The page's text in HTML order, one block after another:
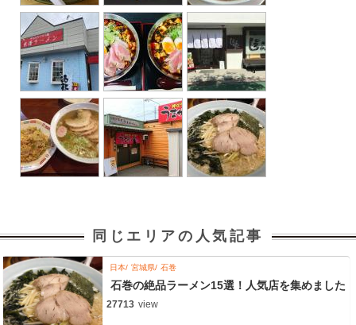
同じエリアの人気記事
日本 宮城県 石巻
石巻の絶品ラーメン15選！人気店を集めました
27713 view